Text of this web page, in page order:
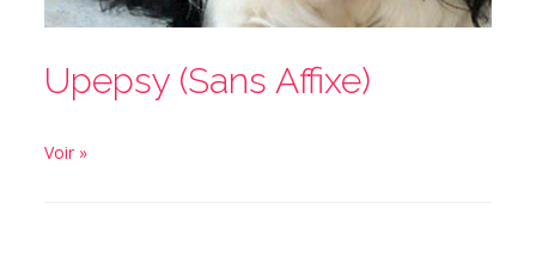
Upepsy (Sans Affixe)
Voir »